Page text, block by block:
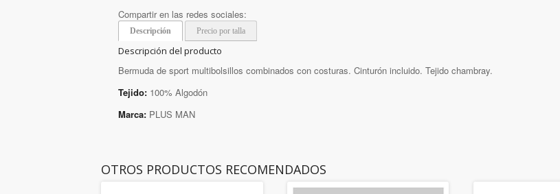
Compartir en las redes sociales:
Descripción Precio por talla
Descripción del producto
Bermuda de sport multibolsillos combinados con costuras. Cinturón incluido. Tejido chambray.
Tejido: 100% Algodón
Marca: PLUS MAN
OTROS PRODUCTOS RECOMENDADOS